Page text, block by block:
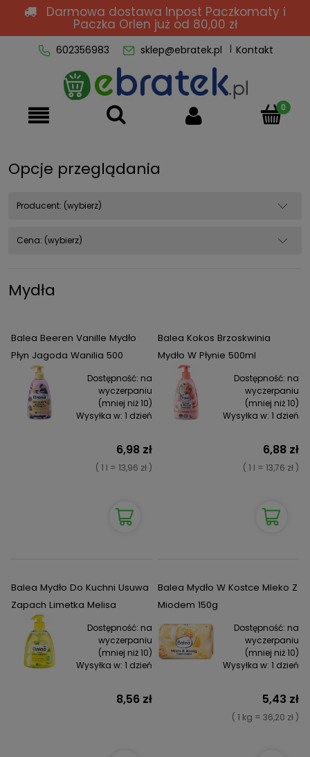
Darmowa dostawa Inpost Paczkomaty i
Paczka Orlen już od 80,00 zł
602356983 sklep@ebratek.pl Kontakt
Opcje przeglądania
Producent: (wybierz)
Cena: (wybierz)
Mydła
Balea Beeren Vanille Mydło
Płyn Jagoda Wanilia 500
Dostępność: na
wyczerpaniu
(mniej niż 10)
Wysyłka w: 1 dzień
6,98 zł
( 1 l = 13,96 zł )
Balea Kokos Brzoskwinia
Mydło W Płynie 500ml
Dostępność: na
wyczerpaniu
(mniej niż 10)
Wysyłka w: 1 dzień
6,88 zł
( 1 l = 13,76 zł )
Balea Mydło Do Kuchni Usuwa
Zapach Limetka Melisa
Dostępność: na
wyczerpaniu
(mniej niż 10)
Wysyłka w: 1 dzień
8,56 zł
Balea Mydło W Kostce Mleko Z
Miodem 150g
Dostępność: na
wyczerpaniu
(mniej niż 10)
Wysyłka w: 1 dzień
5,43 zł
( 1 kg = 36,20 zł )